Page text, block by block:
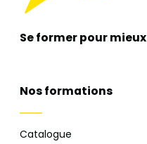
Se former pour mieux
Nos formations
Catalogue